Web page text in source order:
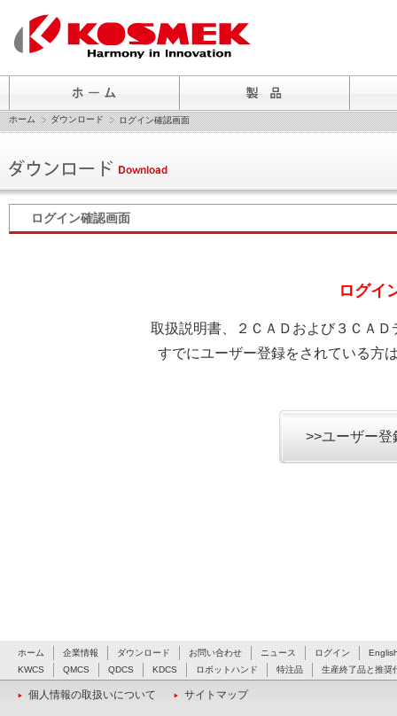
ホーム ダウンロード ログイン確認画面
ログイン確認画面
ログイ
取扱説明書、２ＣＡＤおよび３ＣＡ
すでにユーザー登録をされている方
>>ユーザー
ホーム 企業情報 ダウンロード お問い合わせ ニュース ログイン
KWCS
QMCS QDCS KDCS ロボットハンド 特注品 生産終了品と推奨
個人情報の取扱いについて サイトマップ